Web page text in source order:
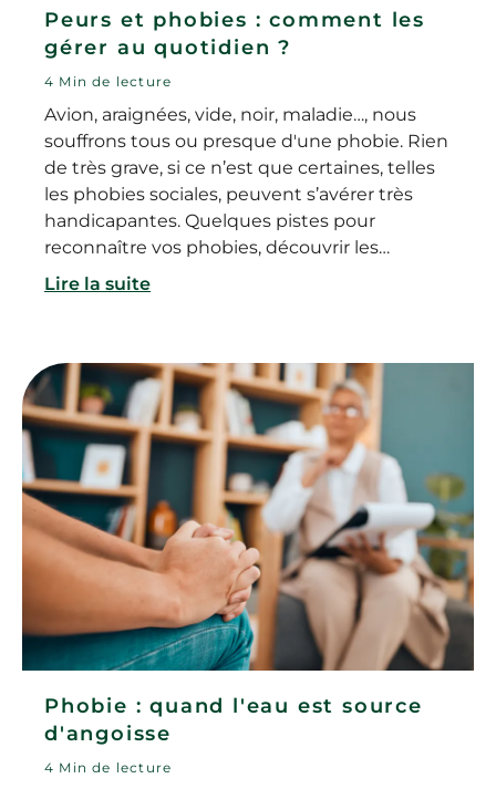
Peurs et phobies : comment les
gérer au quotidien ?
4 Min de lecture
Avion, araignées, vide, noir, maladie…, nous
souffrons tous ou presque d'une phobie. Rien
de très grave, si ce n’est que certaines, telles
les phobies sociales, peuvent s’avérer très
handicapantes. Quelques pistes pour
reconnaître vos phobies, découvrir les
traitements disponibles et surmonter enfin
Lire la suite
Phobie : quand l'eau est source
d'angoisse
4 Min de lecture